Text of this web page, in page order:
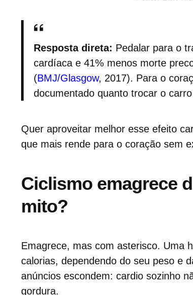
Resposta direta: Pedalar para o
cardíaca e 41% menos morte
(BMJ/Glasgow, 2017). Para o
documentado quanto trocar o
Quer aproveitar melhor esse efeito
que mais rende para o coração sem
Ciclismo emagrece
mito?
Emagrece, mas com asterisco. Uma
calorias, dependendo do seu peso e
anúncios escondem: cardio sozinho
gordura.